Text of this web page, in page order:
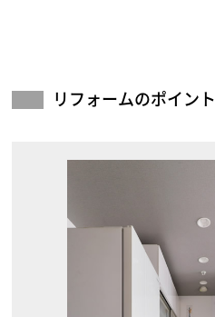
リフォームのポイント